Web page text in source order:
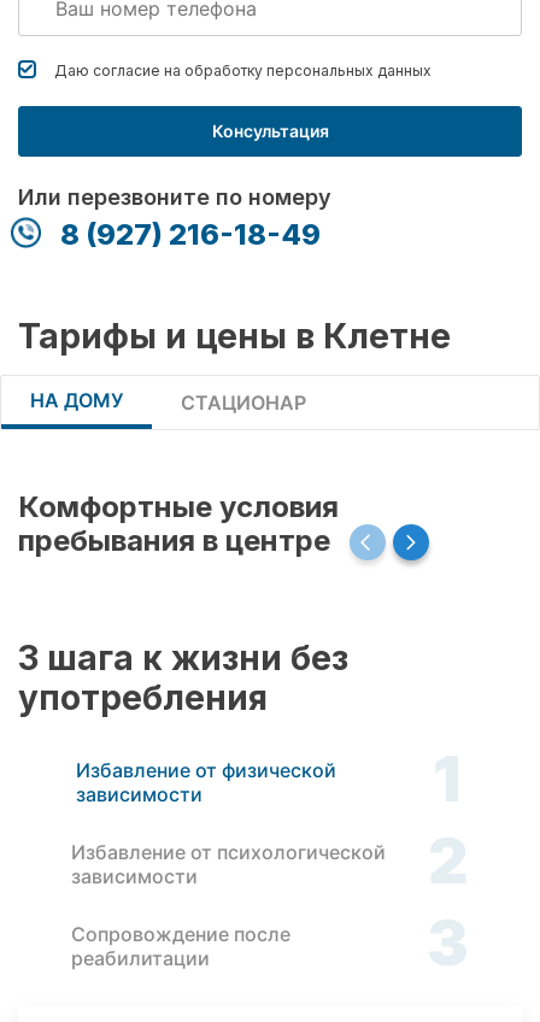
Даю согласие на обработку персональных данных
Консультация
Или перезвоните по номеру
8 (927) 216-18-49
Тарифы и цены в Клетне
НА ДОМУ СТАЦИОНАР
Комфортные условия
пребывания в центре
3 шага к жизни без
употребления
Избавление от физической
зависимости
1
Избавление от психологической
зависимости
2
Сопровождение после
реабилитации
3